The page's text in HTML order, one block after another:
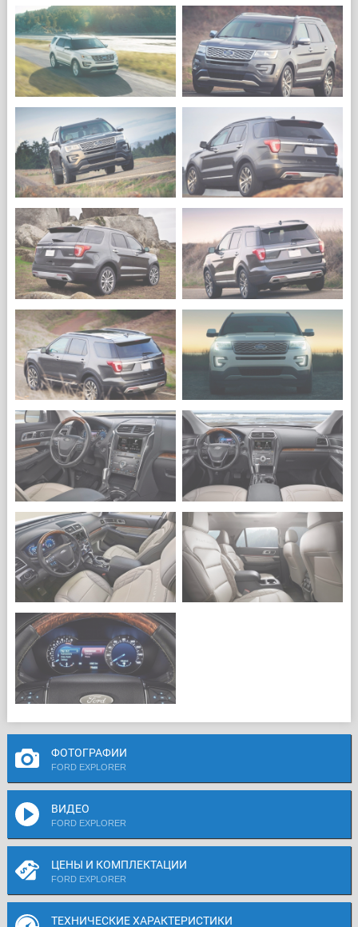
ФОТОГРАФИИ
FORD EXPLORER
ВИДЕО
FORD EXPLORER
ЦЕНЫ И КОМПЛЕКТАЦИИ
FORD EXPLORER
ТЕХНИЧЕСКИЕ ХАРАКТЕРИСТИКИ